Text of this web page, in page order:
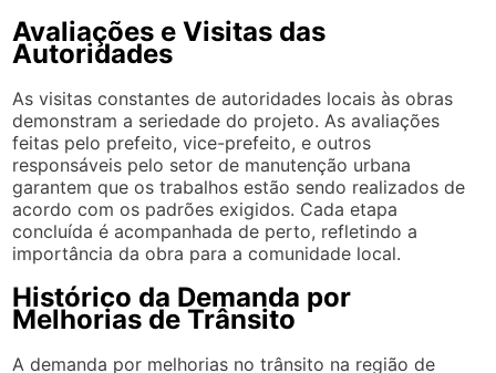
Avaliações e Visitas das
Autoridades
As visitas constantes de autoridades locais às obras
demonstram a seriedade do projeto. As avaliações
feitas pelo prefeito, vice-prefeito, e outros
responsáveis pelo setor de manutenção urbana
garantem que os trabalhos estão sendo realizados de
acordo com os padrões exigidos. Cada etapa
concluída é acompanhada de perto, refletindo a
importância da obra para a comunidade local.
Histórico da Demanda por
Melhorias de Trânsito
A demanda por melhorias no trânsito na região de